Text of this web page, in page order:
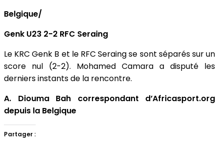
Belgique/
Genk U23 2-2 RFC Seraing
Le KRC Genk B et le RFC Seraing se sont séparés sur un
score nul (2-2). Mohamed Camara a disputé les
derniers instants de la rencontre.
A. Diouma Bah correspondant d’Africasport.org
depuis la Belgique
Partager :